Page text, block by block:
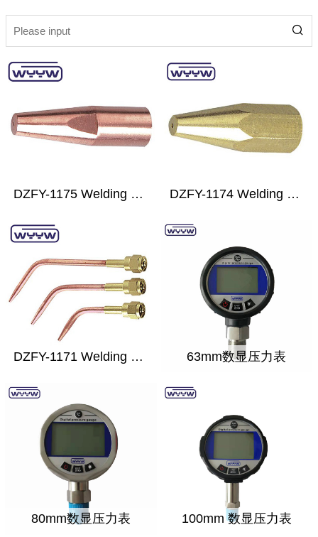
DZFY-1175 Welding Nozzle DZFY-1174 Welding Nozzle
DZFY-1171 Welding Nozzle 63mm数显压力表
80mm数显压力表 100mm 数显压力表